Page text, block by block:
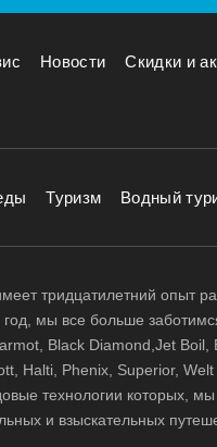
Новости Скидки и
Туризм Водный
тридцатилетний опыт
год, мы все больше
Black Diamond,Jet Boil,
Halti, Phenix, Superior,
технологии которых,
и взыскательных